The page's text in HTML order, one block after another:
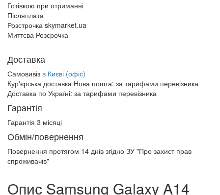
Готівкою при отриманні
Післяплата
Розстрочка skymarket.ua
Миттєва Розсрочка
Доставка
Самовивіз в Києві (офіс)
Кур'єрська доставка Нова пошта: за тарифами перевізника
Доставка по Україні: за тарифами перевізника
Гарантія
Гарантія 3 місяці
Обмін/повернення
Повернення протягом 14 днів згідно ЗУ "Про захист прав
спроживачів"
Опис Samsung Galaxy A14